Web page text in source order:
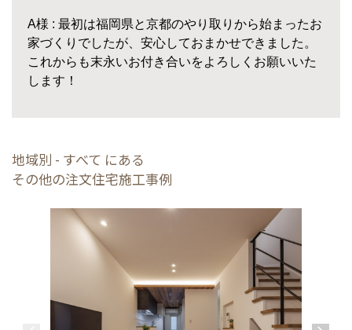
A様 : 最初は福岡県と京都のやり取りから始まったお
家づくりでしたが、安心しておまかせできました。
これからも末永いお付き合いをよろしくお願いいた
します！
地域別 - すべて にある
その他の注文住宅施工事例